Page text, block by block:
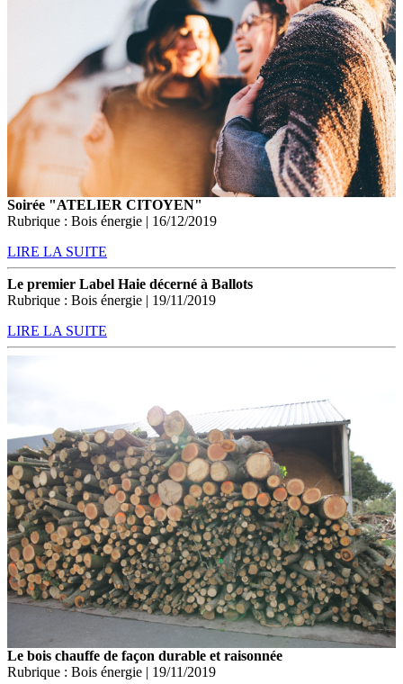
Soirée "ATELIER CITOYEN"
Rubrique : Bois énergie | 16/12/2019
LIRE LA SUITE
Le premier Label Haie décerné à Ballots
Rubrique : Bois énergie | 19/11/2019
LIRE LA SUITE
Le bois chauffe de façon durable et raisonnée
Rubrique : Bois énergie | 19/11/2019